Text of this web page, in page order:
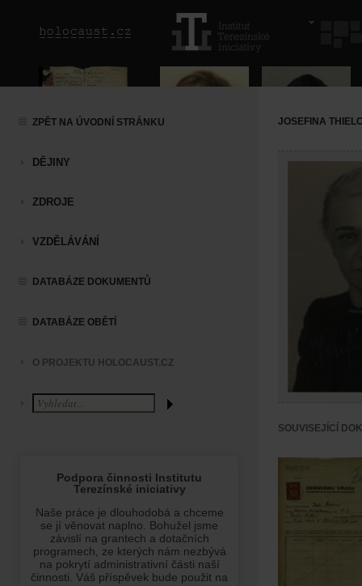
ZPĚT NA ÚVODNÍ STRÁNKU
DĚJINY
ZDROJE
VZDĚLÁVÁNÍ
DATABÁZE DOKUMENTŮ
DATABÁZE OBĚTÍ
O PROJEKTU HOLOCAUST.CZ
JOSEFINA
SOUVISEJÍCÍ